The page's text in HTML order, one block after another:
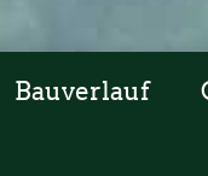
Bauverlauf